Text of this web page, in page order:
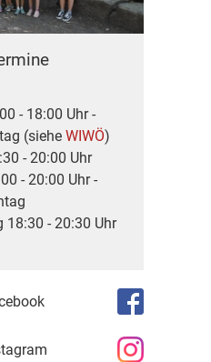
- 18:00 Uhr -
(siehe WIWÖ)
- 20:00 Uhr
- 20:00 Uhr -
18:30 - 20:30 Uhr